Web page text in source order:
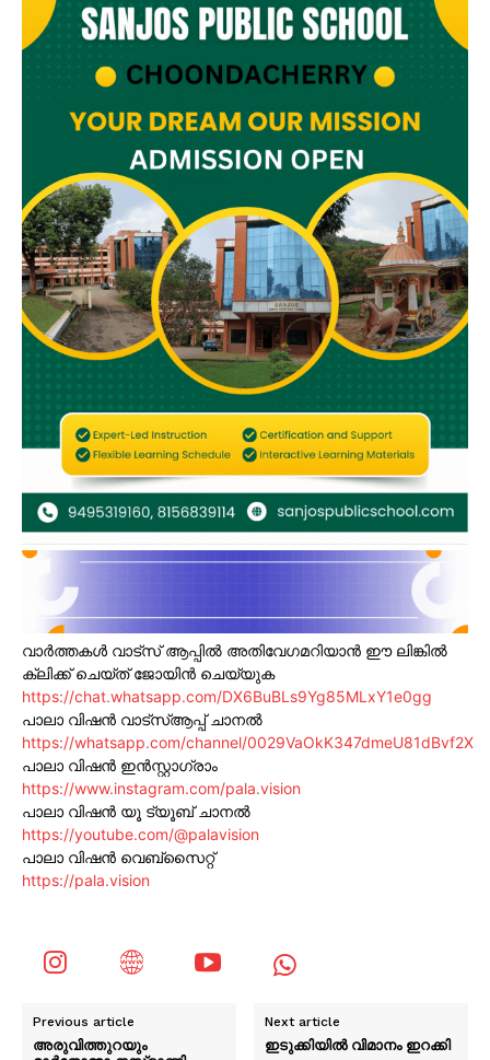
വാർത്തകൾ വാട്സ് ആപ്പിൽ അതിവേഗമറിയാൻ ഈ ലിങ്കിൽ
ക്ലിക്ക് ചെയ്ത് ജോയിൻ ചെയ്യുക
https://chat.whatsapp.com/DX6BuBLs9Yg85MLxY1e0gg
പാലാ വിഷൻ വാട്സ്ആപ്പ് ചാനൽ
https://whatsapp.com/channel/0029VaOkK347dmeU81dBvf2X
പാലാ വിഷൻ ഇൻസ്റ്റാഗ്രാം
https://www.instagram.com/pala.vision
പാലാ വിഷൻ യൂ ട്യൂബ് ചാനൽ
https://youtube.com/@palavision
പാലാ വിഷൻ വെബ്സൈറ്റ്
https://pala.vision
Previous article
അരുവിത്തുറയും
Next article
ഇടുക്കിയിൽ വിമാനം ഇറക്കി